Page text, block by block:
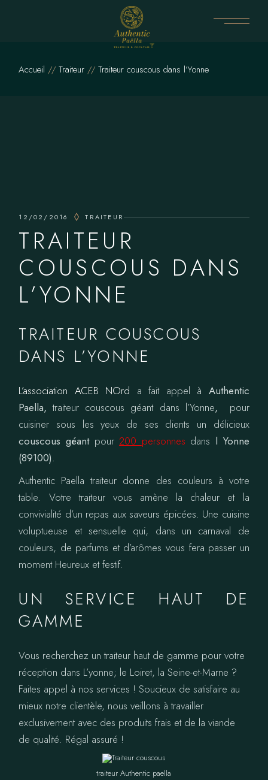
Accueil Traiteur Traiteur couscous dans l’Yonne
12/02/2016 TRAITEUR
TRAITEUR
COUSCOUS DANS
L’YONNE
TRAITEUR COUSCOUS
DANS L’YONNE
L’association ACEB NOrd a fait appel à Authentic
Paella,traiteur couscous géant dans l’Yonne,
pour
cuisiner sous les yeux de ses clients un délicieux
couscous géantpour200 personnes dans l Yonne
(89100).
Authentic Paella traiteur donne des couleurs à votre
table. Votre traiteur vous amène la chaleur et la
convivialité d’un repas aux saveurs épicées. Une cuisine
voluptueuse et sensuelle qui, dans un carnaval de
couleurs, de parfums et d’arômes vous fera passer un
moment Heureux et festif.
UN SERVICE HAUT DE
GAMME
Vous recherchez un traiteur haut de gamme pour votre
réception dans L’yonne; le Loiret, la Seine-et-Marne ?
Faites appel à nos services ! Soucieux de satisfaire au
mieux notre clientèle, nous veillons à travailler
exclusivement avec des produits frais et de la viande
de qualité. Régal assuré !
traiteur Authentic paella